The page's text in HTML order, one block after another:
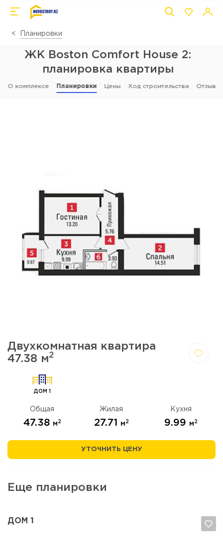
Планировки
ЖК Boston Comfort House 2:
планировка квартиры
О комплексе Планировки Цены Ход строительства Отзывы
Двухкомнатная квартира
47.38 м2
ДОМ 1
Общая
47.38 м 2
Жилая
27.71 м 2
Кухня
9.99 м 2
УТОЧНИТЬ ЦЕНУ
Еще планировки
ДОМ 1